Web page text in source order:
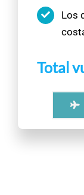
Los
Total